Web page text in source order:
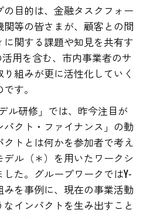
の目的は、金融タスクフォー
等の皆さまが、顧客との間
関する課題や知見を共有す
活用を含む、市内事業者のサ
組みが更に活性化していく
す。
ル研修」では、昨今注目が
クト・ファイナンス」の動
トとは何かを参加者で考え
デル（＊）を用いたワークシ
た。グループワークではY-
みを事例に、現在の事業活動
インパクトを生み出すこと